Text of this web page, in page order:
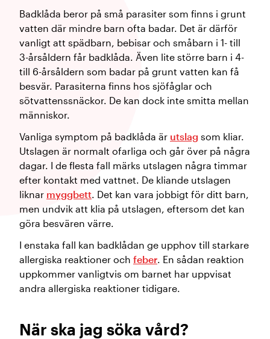
Badklåda beror på små parasiter som finns i grunt
vatten där mindre barn ofta badar. Det är därför
vanligt att spädbarn, bebisar och småbarn i 1- till
3-årsåldern får badklåda. Även lite större barn i 4-
till 6-årsåldern som badar på grunt vatten kan få
besvär. Parasiterna finns hos sjöfåglar och
sötvattenssnäckor. De kan dock inte smitta mellan
människor.
Vanliga symptom på badklåda är utslag som kliar.
Utslagen är normalt ofarliga och går över på några
dagar. I de flesta fall märks utslagen några timmar
efter kontakt med vattnet. De kliande utslagen
liknar myggbett. Det kan vara jobbigt för ditt barn,
men undvik att klia på utslagen, eftersom det kan
göra besvären värre.
I enstaka fall kan badklådan ge upphov till starkare
allergiska reaktioner och feber. En sådan reaktion
uppkommer vanligtvis om barnet har uppvisat
andra allergiska reaktioner tidigare.
När ska jag söka vård?